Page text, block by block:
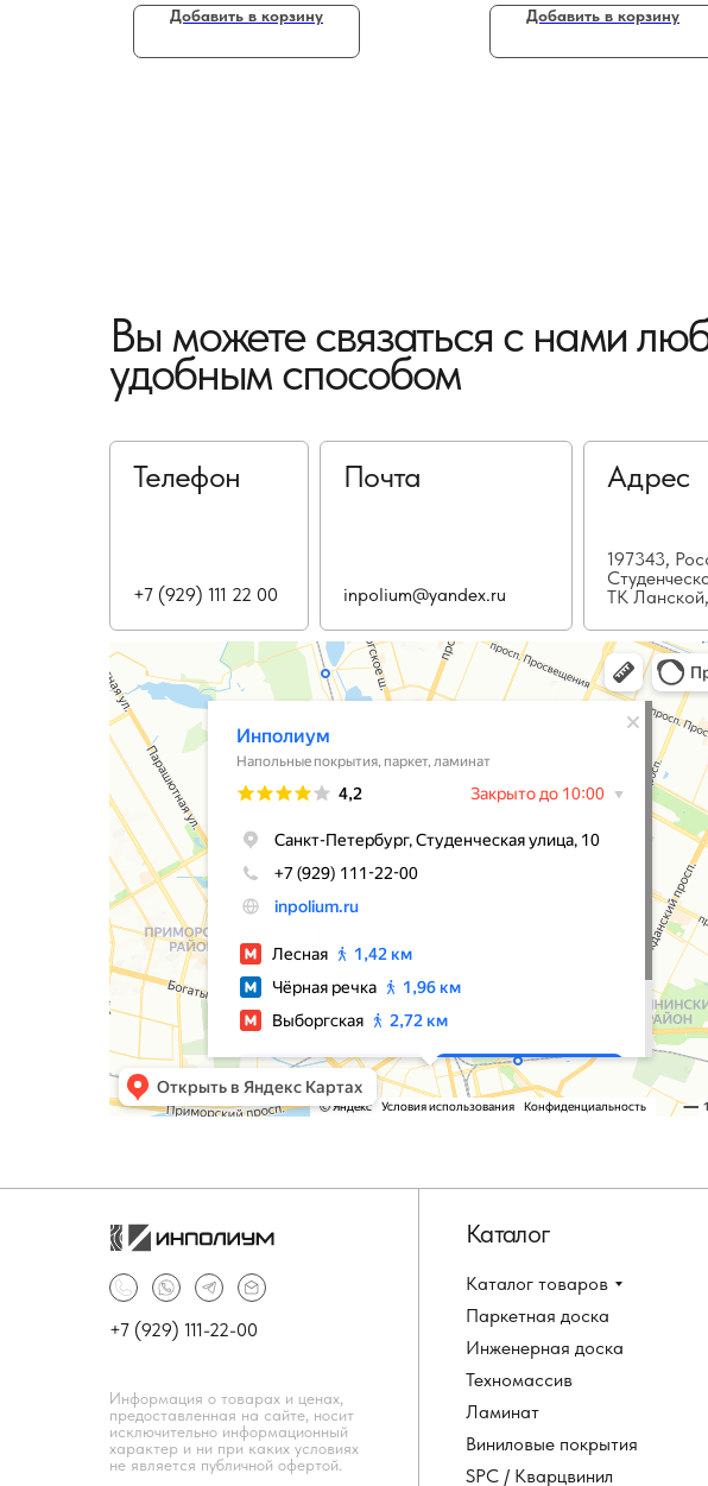
Добавить в корзину Добавить в корзину
Вы можете связаться с нами
удобным способом
Телефон Почта Адрес
197343,
ТК
+7 (929) 111 22 00 inpolium@yandex.ru
Каталог товаров
Паркетная доска
Инженерная доска
Техномассив
+7 (929) 111-22-00
Информация о товарах и ценах,
предоставленная на сайте, носит
исключительно информационный
характер и ни при каких условиях
не является публичной офертой.
Каталог
Ламинат
Виниловые покрытия
SPC / Кварцвинил